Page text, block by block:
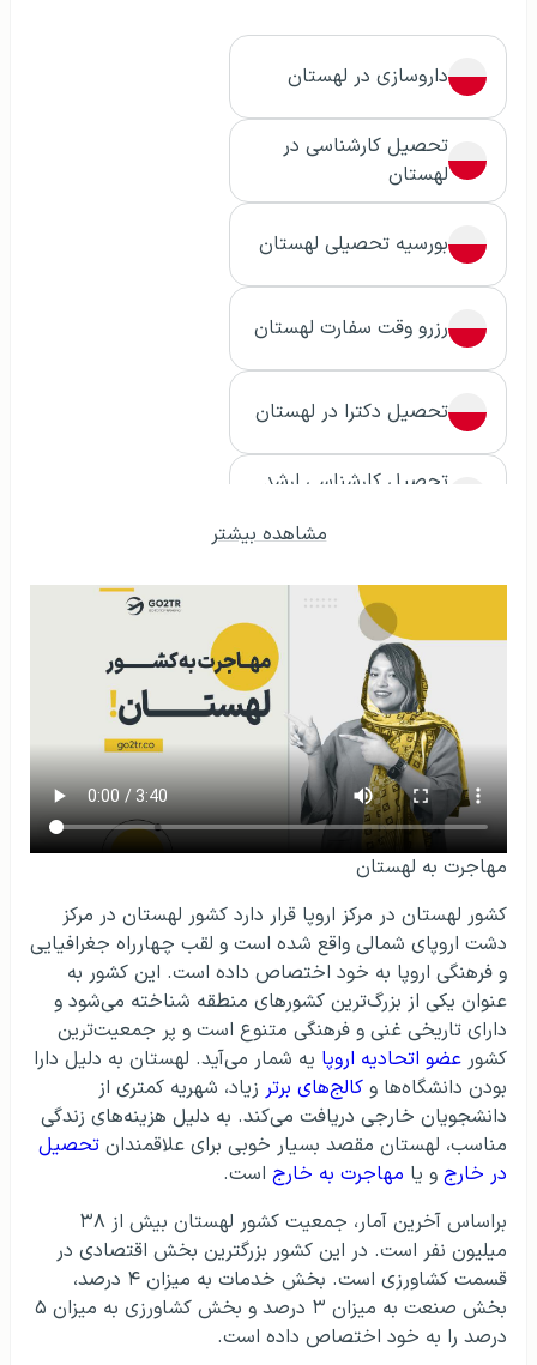
داروسازی در لهستان
تحصیل کارشناسی در
لهستان
بورسیه تحصیلی لهستان
رزرو وقت سفارت لهستان
تحصیل دکترا در لهستان
تحصیل کارشناسی ارشد
دوره زبان در لهستان
اقامت لهستان
ویزای تحصیلی لهستان
ثبت شرکت در لهستان
کار در لهستان
ویزای توریستی لهستان
دانشگاه ورشو لهستان
تحصیل در لهستان
ویزای لهستان
بهترین دانشگاه های
لهستان
مشاهده بیشتر
مهاجرت به لهستان
کشور لهستان در مرکز اروپا قرار دارد کشور لهستان در مرکز
دشت اروپای شمالی واقع شده است و لقب چهارراه جغرافیایی
و فرهنگی اروپا به خود اختصاص داده است. این کشور به
عنوان یکی از بزرگ‌ترین کشورهای منطقه شناخته می‌شود و
دارای تاریخی غنی و فرهنگی متنوع است و پر جمعیت‌ترین
کشور عضو اتحادیه اروپا یه شمار می‌آید. لهستان به دلیل دارا
بودن دانشگاه‌ها و کالج‌های برتر زیاد، شهریه کمتری از
دانشجویان خارجی دریافت می‌کند. به دلیل هزینه‌های زندگی
مناسب، لهستان مقصد بسیار خوبی برای علاقمندان تحصیل
در خارج و یا مهاجرت به خارج است.
براساس آخرین آمار، جمعیت کشور لهستان بیش از ۳۸
میلیون نفر است. در این کشور بزرگترین بخش اقتصادی در
قسمت کشاورزی است. بخش خدمات به میزان ۴ درصد،
بخش صنعت به میزان ۳ درصد و بخش کشاورزی به میزان ۵
درصد را به خود اختصاص داده است.